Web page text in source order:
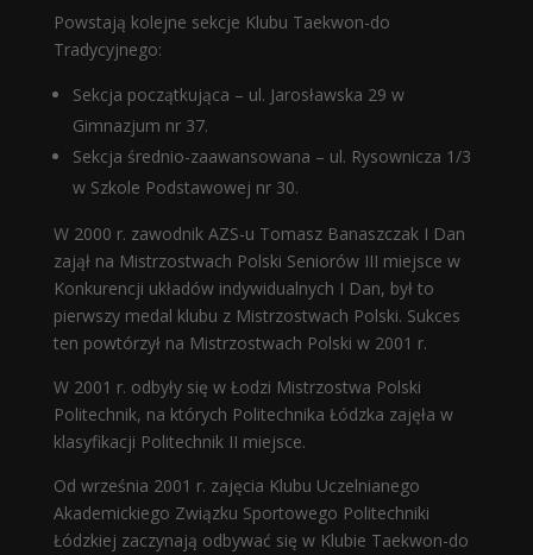
Powstają kolejne sekcje Klubu Taekwon-do
Tradycyjnego:
Sekcja początkująca – ul. Jarosławska 29 w
Gimnazjum nr 37.
Sekcja średnio-zaawansowana – ul. Rysownicza 1/3
w Szkole Podstawowej nr 30.
W 2000 r. zawodnik AZS-u Tomasz Banaszczak I Dan
zajął na Mistrzostwach Polski Seniorów III miejsce w
Konkurencji układów indywidualnych I Dan, był to
pierwszy medal klubu z Mistrzostwach Polski. Sukces
ten powtórzył na Mistrzostwach Polski w 2001 r.
W 2001 r. odbyły się w Łodzi Mistrzostwa Polski
Politechnik, na których Politechnika Łódzka zajęła w
klasyfikacji Politechnik II miejsce.
Od września 2001 r. zajęcia Klubu Uczelnianego
Akademickiego Związku Sportowego Politechniki
Łódzkiej zaczynają odbywać się w Klubie Taekwon-do